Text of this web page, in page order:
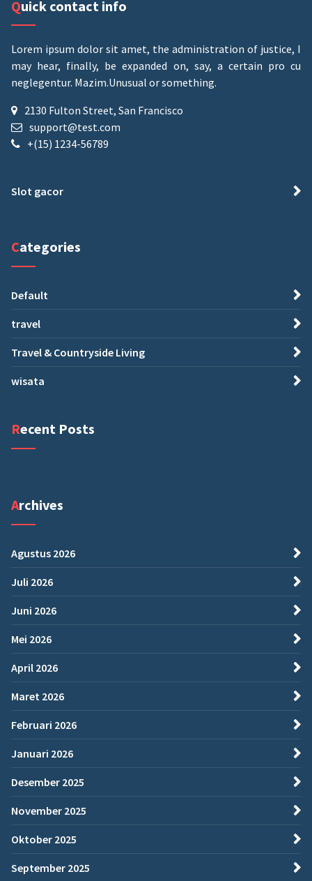
Quick contact info
Lorem ipsum dolor sit amet, the administration of justice, I
may hear, finally, be expanded on, say, a certain pro cu
neglegentur. Mazim.Unusual or something.
2130 Fulton Street, San Francisco
support@test.com
+(15) 1234-56789
Slot gacor
Categories
Default
travel
Travel & Countryside Living
wisata
Recent Posts
Archives
Agustus 2026
Juli 2026
Juni 2026
Mei 2026
April 2026
Maret 2026
Februari 2026
Januari 2026
Desember 2025
November 2025
Oktober 2025
September 2025